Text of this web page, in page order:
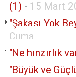
(1) - 15 Mart
"Şakası Yok
Cuma
"Ne hınzırlık
"Büyük ve